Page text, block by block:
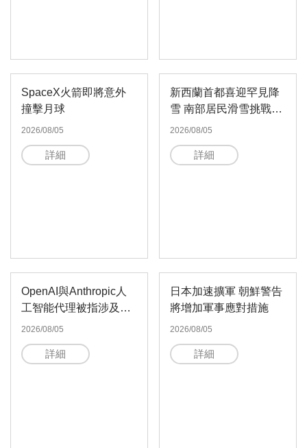
SpaceX火箭即將意外
撞擊月球
2026/08/05
詳細
新西蘭首都喜迎罕見降
雪 南部居民滑雪挑戰全
球最陡街道
2026/08/05
詳細
OpenAI與Anthropic人
工智能代理被指涉及新
安全漏洞
2026/08/05
詳細
日本加速擴軍 朝鮮警告
將增加軍事應對措施
2026/08/05
詳細